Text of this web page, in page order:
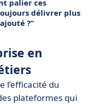
palier ces
délivrer plus
?
en
l’efficacité du
plateformes qui